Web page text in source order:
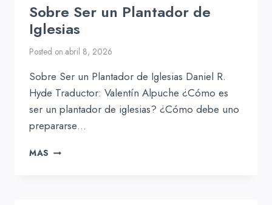
Sobre Ser un Plantador de
Iglesias
Posted on abril 8, 2026
Sobre Ser un Plantador de Iglesias Daniel R.
Hyde Traductor: Valentín Alpuche ¿Cómo es
ser un plantador de iglesias? ¿Cómo debe uno
prepararse…
MAS SOBRE